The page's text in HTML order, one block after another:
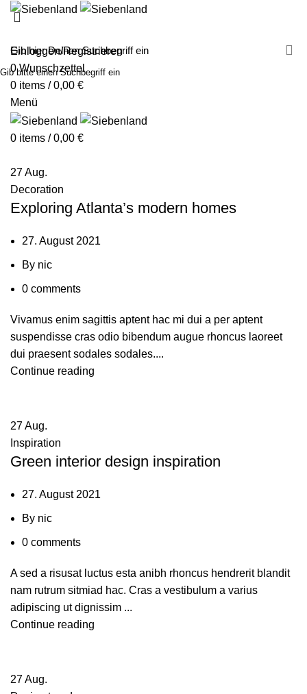
Einloggen/Registrieren
0Wunschzettel
0 items / 0,00 €
Menü
0 items / 0,00 €
27Aug.
Decoration
Exploring Atlanta’s modern homes
27. August 2021
By nic
0 comments
Vivamus enim sagittis aptent hac mi dui a per aptent
suspendisse cras odio bibendum augue rhoncus laoreet
dui praesent sodales sodales....
Continue reading
27Aug.
Inspiration
Green interior design inspiration
27. August 2021
By nic
0 comments
A sed a risusat luctus esta anibh rhoncus hendrerit blandit
nam rutrum sitmiad hac. Cras a vestibulum a varius
adipiscing ut dignissim ...
Continue reading
27Aug.
Gib bitte einen Suchbegriff ein